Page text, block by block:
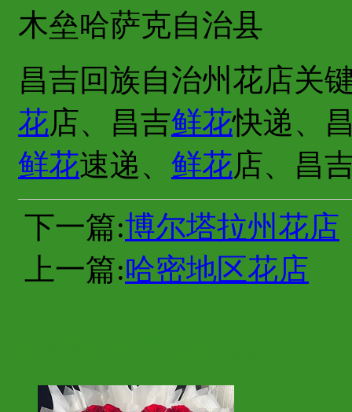
木垒哈萨克自治县
昌吉回族自治州花店关
花店、昌吉鲜花快递、
鲜花速递、 鲜花店、昌
下一篇:博尔塔拉州花店
上一篇:哈密地区花店